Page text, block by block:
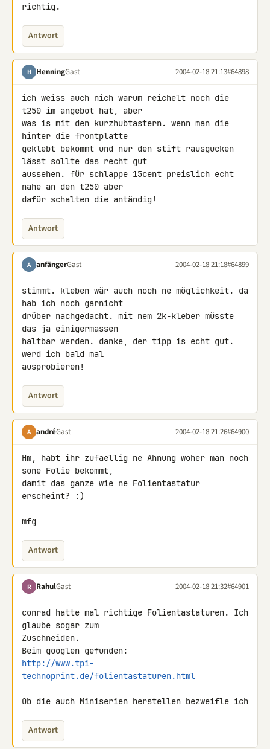
richtig.
Antwort
H HenningGast 2004-02-18 21:13#64898
ich weiss auch nich warum reichelt noch die
t250 im angebot hat, aber
was is mit den kurzhubtastern. wenn man die
hinter die frontplatte
geklebt bekommt und nur den stift rausgucken
lässt sollte das recht gut
aussehen. für schlappe 15cent preislich echt
nahe an den t250 aber
dafür schalten die antändig!
Antwort
A anfängerGast 2004-02-18 21:18#64899
stimmt. kleben wär auch noch ne möglichkeit. da
hab ich noch garnicht
drüber nachgedacht. mit nem 2k-kleber müsste
das ja einigermassen
haltbar werden. danke, der tipp is echt gut.
werd ich bald mal
ausprobieren!
Antwort
A andréGast 2004-02-18 21:26#64900
Hm, habt ihr zufaellig ne Ahnung woher man noch
sone Folie bekommt,
damit das ganze wie ne Folientastatur
erscheint? :)
mfg
Antwort
R RahulGast 2004-02-18 21:32#64901
conrad hatte mal richtige Folientastaturen. Ich
glaube sogar zum
Zuschneiden.
http://www.tpi-
technoprint.de/folientastaturen.html
Ob die auch Miniserien herstellen bezweifle ich
Antwort